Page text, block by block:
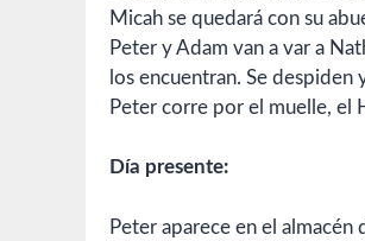
Micah se quedará con su
Peter y Adam van a var a
los encuentran. Se despiden
Peter corre por el muelle, el
Día presente:
Peter aparece en el